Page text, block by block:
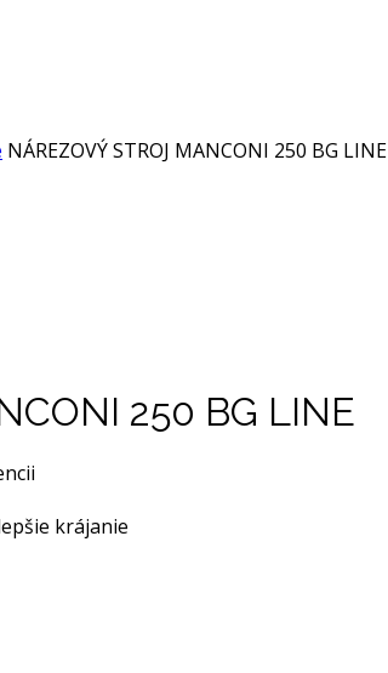
NÁREZOVÝ STROJ MANCONI 250 BG LINE
250 BG LINE
krájanie